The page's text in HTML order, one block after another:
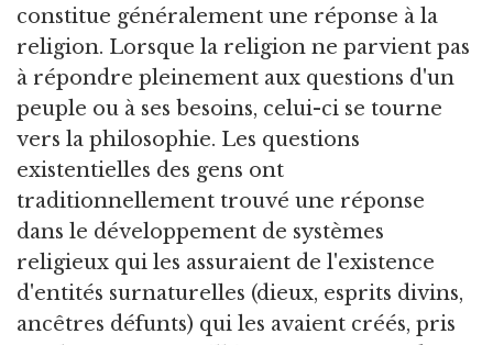
constitue généralement une réponse à la
religion. Lorsque la religion ne parvient pas
à répondre pleinement aux questions d'un
peuple ou à ses besoins, celui-ci se tourne
vers la philosophie. Les questions
existentielles des gens ont
traditionnellement trouvé une réponse
dans le développement de systèmes
religieux qui les assuraient de l'existence
d'entités surnaturelles (dieux, esprits divins,
ancêtres défunts) qui les avaient créés, pris